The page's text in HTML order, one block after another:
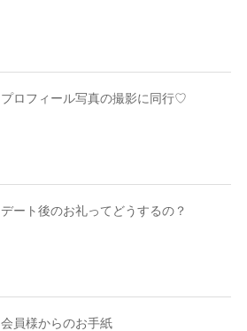
プロフィール写真の撮影に同行♡
デート後のお礼ってどうするの？
会員様からのお手紙